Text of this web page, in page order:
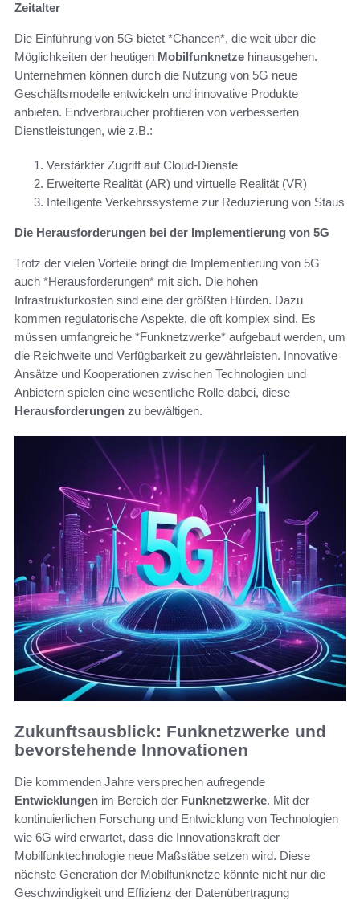
Zeitalter
Die Einführung von 5G bietet *Chancen*, die weit über die
Möglichkeiten der heutigen Mobilfunknetze hinausgehen.
Unternehmen können durch die Nutzung von 5G neue
Geschäftsmodelle entwickeln und innovative Produkte
anbieten. Endverbraucher profitieren von verbesserten
Dienstleistungen, wie z.B.:
Verstärkter Zugriff auf Cloud-Dienste
Erweiterte Realität (AR) und virtuelle Realität (VR)
Intelligente Verkehrssysteme zur Reduzierung von Staus
Die Herausforderungen bei der Implementierung von 5G
Trotz der vielen Vorteile bringt die Implementierung von 5G
auch *Herausforderungen* mit sich. Die hohen
Infrastrukturkosten sind eine der größten Hürden. Dazu
kommen regulatorische Aspekte, die oft komplex sind. Es
müssen umfangreiche *Funknetzwerke* aufgebaut werden, um
die Reichweite und Verfügbarkeit zu gewährleisten. Innovative
Ansätze und Kooperationen zwischen Technologien und
Anbietern spielen eine wesentliche Rolle dabei, diese
Herausforderungen zu bewältigen.
Zukunftsausblick: Funknetzwerke und
bevorstehende Innovationen
Die kommenden Jahre versprechen aufregende
Entwicklungen im Bereich der Funknetzwerke. Mit der
kontinuierlichen Forschung und Entwicklung von Technologien
wie 6G wird erwartet, dass die Innovationskraft der
Mobilfunktechnologie neue Maßstäbe setzen wird. Diese
nächste Generation der Mobilfunknetze könnte nicht nur die
Geschwindigkeit und Effizienz der Datenübertragung